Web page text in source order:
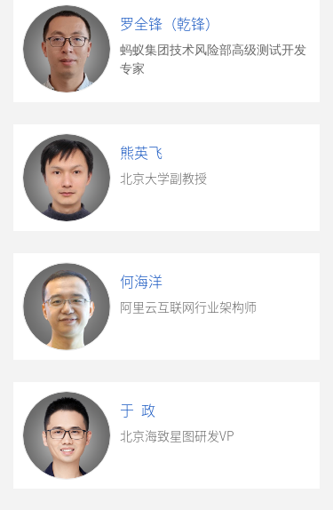
于 政
北京海致星图研发VP
何海洋
阿里云互联网行业架构师
罗全锋（乾锋）
蚂蚁集团技术风险部高级测试开发
专家
熊英飞
北京大学副教授